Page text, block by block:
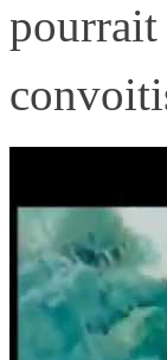
pourrait
dans
Le